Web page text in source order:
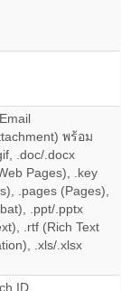
พร้อม
.doc/.docx
Pages), .key
.pages (Pages),
.ppt/.pptx
.rtf (Rich Text
.xls/.xlsx
ID